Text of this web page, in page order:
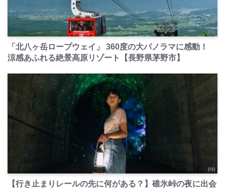
PR
「北八ヶ岳ロープウェイ」 360度の大パノラマに感動！
涼感あふれる絶景高原リゾート【長野県茅野市】
PR
【行き止まりレールの先に何がある？】碓氷峠の夜に出会